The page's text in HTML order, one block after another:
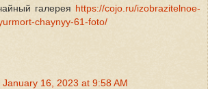
галерея https://cojo.ru/izobrazitelnoe-
chaynyy-61-foto/
January 16, 2023 at 9:58 AM